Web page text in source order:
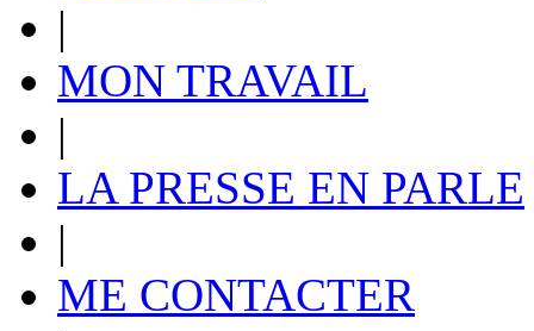
|
MON TRAVAIL
|
LA PRESSE EN PARLE
|
ME CONTACTER